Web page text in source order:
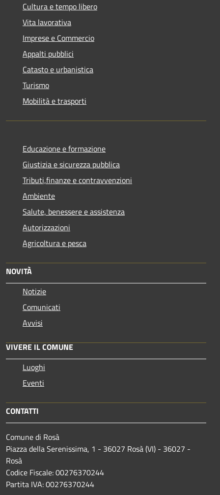
Cultura e tempo libero
Vita lavorativa
Imprese e Commercio
Appalti pubblici
Catasto e urbanistica
Turismo
Mobilità e trasporti
Educazione e formazione
Giustizia e sicurezza pubblica
Tributi,finanze e contravvenzioni
Ambiente
Salute, benessere e assistenza
Autorizzazioni
Agricoltura e pesca
NOVITÀ
Notizie
Comunicati
Avvisi
VIVERE IL COMUNE
Luoghi
Eventi
CONTATTI
Comune di Rosà
Piazza della Serenissima, 1 - 36027 Rosà (VI) - 36027 -
Rosà
Codice Fiscale: 00276370244
Partita IVA: 00276370244